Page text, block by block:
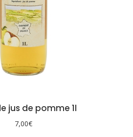
jus de pomme 1l
7,00€